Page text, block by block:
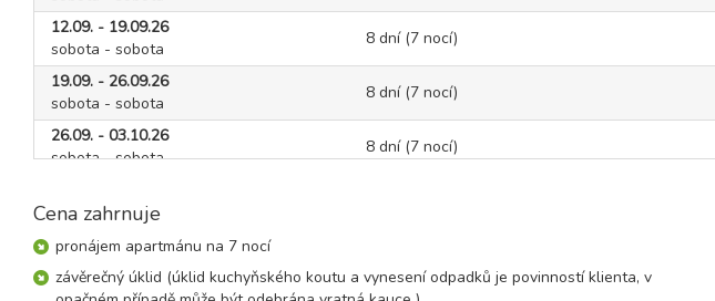
12.09. - 19.09.26
sobota - sobota
8 dní (7 nocí)
19.09. - 26.09.26
sobota - sobota
8 dní (7 nocí)
26.09. - 03.10.26
sobota - sobota
8 dní (7 nocí)
říjen 2026
03.10. - 10.10.26
sobota - sobota
Cena zahrnuje
pronájem apartmánu na 7 nocí
závěrečný úklid (úklid kuchyňského koutu a vynesení odpadků je povinností klienta, v